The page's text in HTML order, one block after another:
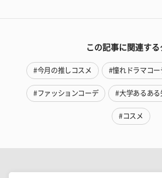
この記事に関連する
#今月の推しコスメ #憧れドラマコー
#ファッションコーデ #大学あるある
#コスメ